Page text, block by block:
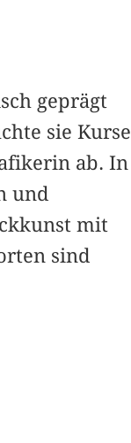
geprägt
sie Kurse
ab. In
und
mit
sind